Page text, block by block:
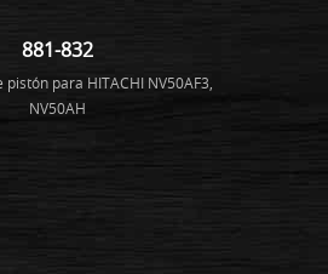
881-832
para HITACHI NV50AF3,
NV50AH